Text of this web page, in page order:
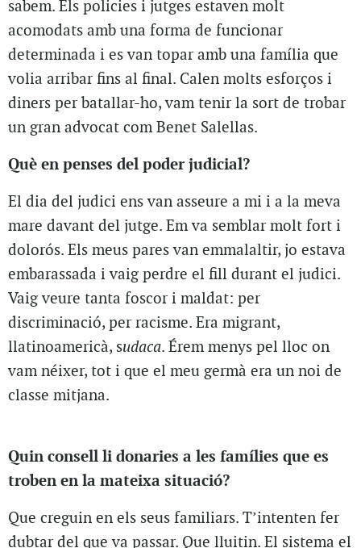
sabem. Els policies i jutges estaven molt
acomodats amb una forma de funcionar
determinada i es van topar amb una família que
volia arribar fins al final. Calen molts esforços i
diners per batallar-ho, vam tenir la sort de trobar
un gran advocat com Benet Salellas.
Què en penses del poder judicial?
El dia del judici ens van asseure a mi i a la meva
mare davant del jutge. Em va semblar molt fort i
dolorós. Els meus pares van emmalaltir, jo estava
embarassada i vaig perdre el fill durant el judici.
Vaig veure tanta foscor i maldat: per
discriminació, per racisme. Era migrant,
llatinoamericà, sudaca. Érem menys pel lloc on
vam néixer, tot i que el meu germà era un noi de
classe mitjana.
Quin consell li donaries a les famílies que es
troben en la mateixa situació?
Que creguin en els seus familiars. T’intenten fer
dubtar del que va passar. Que lluitin. El sistema el